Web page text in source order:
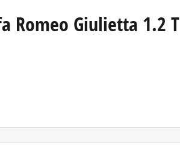
Romeo Giulietta 1.2 T